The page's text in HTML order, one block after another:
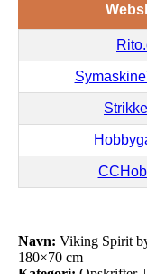
Navn: Viking Spirit
180×70 cm